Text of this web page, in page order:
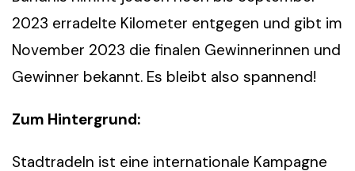
2023 erradelte Kilometer entgegen und gibt im
November 2023 die finalen Gewinnerinnen und
Gewinner bekannt. Es bleibt also spannend!
Zum Hintergrund:
Stadtradeln ist eine internationale Kampagne